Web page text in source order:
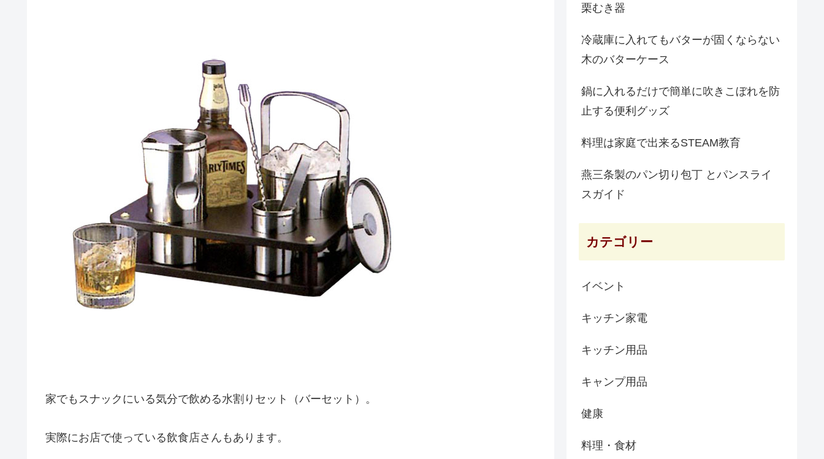
家でもスナックにいる気分で飲める水割りセット（バーセット）。
実際にお店で使っている飲食店さんもあります。
栗むき器
冷蔵庫に入れてもバターが固くならない
木のバターケース
鍋に入れるだけで簡単に吹きこぼれを防
止する便利グッズ
料理は家庭で出来るSTEAM教育
燕三条製のパン切り包丁 とパンスライ
スガイド
カテゴリー
イベント
キッチン家電
キッチン用品
キャンプ用品
健康
料理・食材